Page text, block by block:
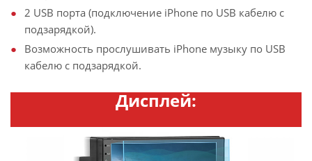
2 USB порта (подключение iPhone по USB кабелю с
подзарядкой).
Возможность прослушивать iPhone музыку по USB
кабелю с подзарядкой.
Дисплей: